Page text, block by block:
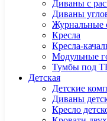
Диваны с
Диваны
Журнальные
Кресла
Кресла-
Модульные
Тумбы под
Детская
Детские
Диваны
Кресло